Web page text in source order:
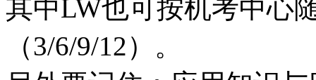
其中LW也可按机考中心
（3/6/9/12）。